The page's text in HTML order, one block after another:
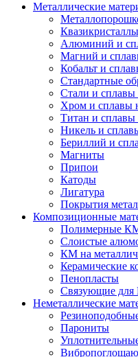
Металлические
Квазикристаллы
Алюминий и
Магний и
Кобальт и
Стандартные
Стали и сплавы
Хром и сплавы
Титан и сплавы
Никель и
Бериллий и
Магниты
Припои
Катоды
Лигатура
Покрытия
Композиционные
Полимерные
Слоистые
КМ на
Керамические
Пенопласты
Связующие
Неметаллические
Парониты